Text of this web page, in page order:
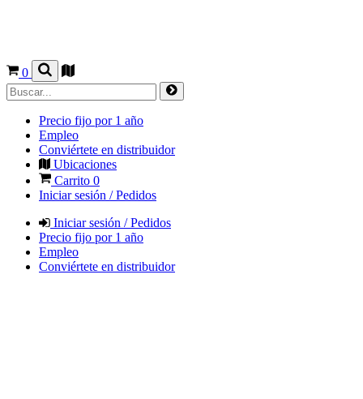
0
Precio fijo por 1 año
Empleo
Conviértete en distribuidor
Ubicaciones
Carrito 0
Iniciar sesión / Pedidos
Iniciar sesión / Pedidos
Precio fijo por 1 año
Empleo
Conviértete en distribuidor